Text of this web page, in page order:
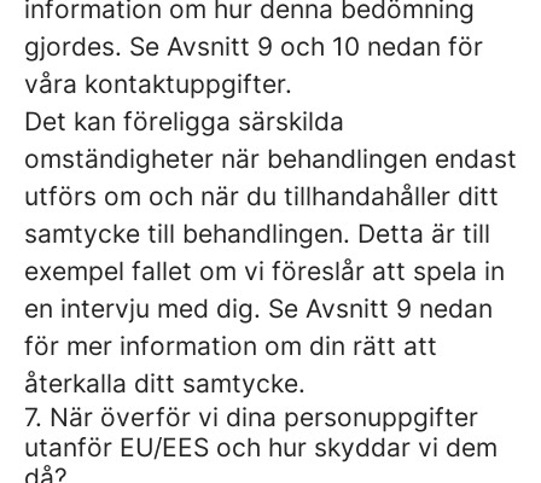
information om hur denna bedömning
gjordes. Se Avsnitt 9 och 10 nedan för
våra kontaktuppgifter.
Det kan föreligga särskilda
omständigheter när behandlingen endast
utförs om och när du tillhandahåller ditt
samtycke till behandlingen. Detta är till
exempel fallet om vi föreslår att spela in
en intervju med dig. Se Avsnitt 9 nedan
för mer information om din rätt att
återkalla ditt samtycke.
7. När överför vi dina personuppgifter
utanför EU/EES och hur skyddar vi dem